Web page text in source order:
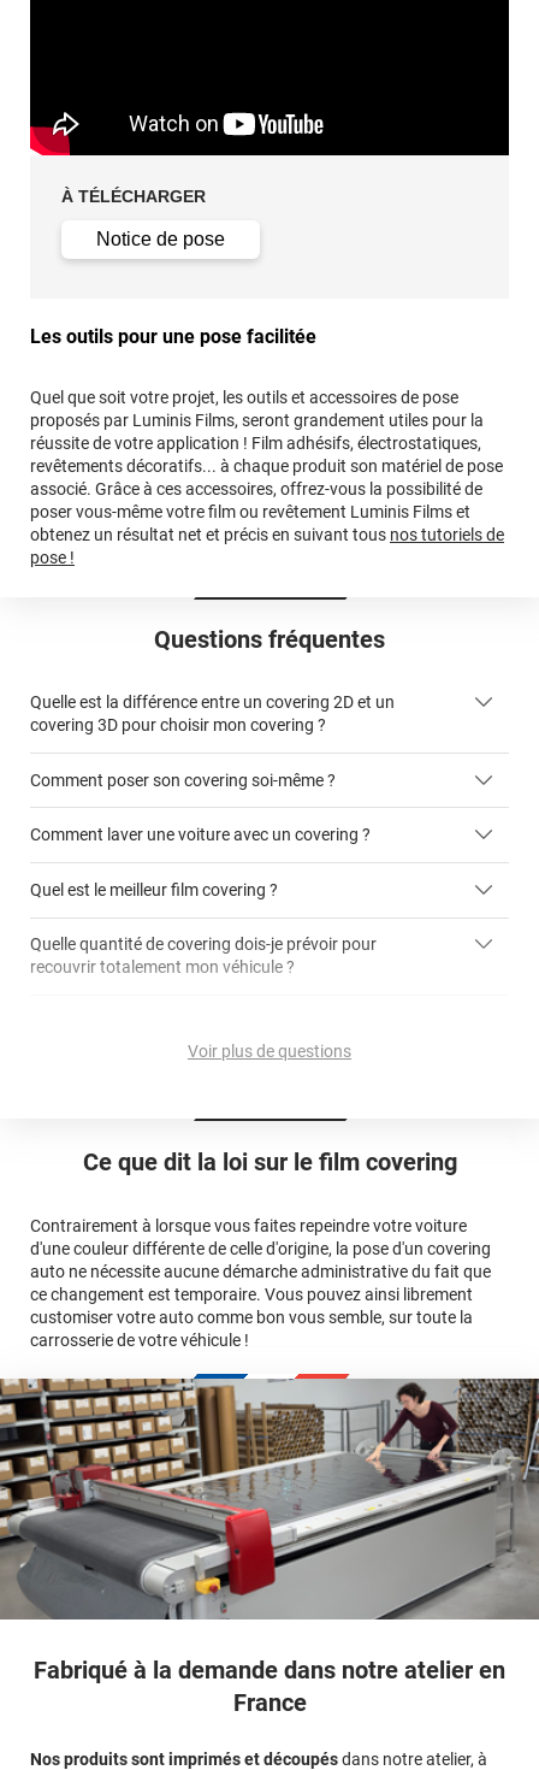
Ce que dit la loi sur le film covering
Contrairement à lorsque vous faites repeindre votre voiture
d'une couleur différente de celle d'origine, la pose d'un covering
auto ne nécessite aucune démarche administrative du fait que
ce changement est temporaire. Vous pouvez ainsi librement
customiser votre auto comme bon vous semble, sur toute la
carrosserie de votre véhicule !
Questions fréquentes
Quelle est la différence entre un covering 2D et un
covering 3D pour choisir mon covering ?
covering 2D
Comment poser son covering soi-même ?
Comment laver une voiture avec un covering ?
Quel est le meilleur film covering ?
covering 2D
Quelle quantité de covering dois-je prévoir pour
recouvrir totalement mon véhicule ?
avant jusqu'au bas du parechoc arrière, en passant par le
Multipliez ce résultat par 3.
conseillers
commerciaux
pose
Le covering protège la peinture d'origine, pour la garder en
Le covering peut s'enlever à tout moment
Le covering revient moins cher
covering 3D
calculateur
Voir plus de questions
Fabriqué à la demande dans notre atelier en
France
Nos produits sont imprimés et découpésdans notre atelier, à
À TÉLÉCHARGER
Notice de pose
Les outils pour une pose facilitée
Quel que soit votre projet, les outils et accessoires de pose
proposés par Luminis Films, seront grandement utiles pour la
réussite de votre application ! Film adhésifs, électrostatiques,
revêtements décoratifs... à chaque produit son matériel de pose
associé. Grâce à ces accessoires, offrez-vous la possibilité de
poser vous-même votre film ou revêtement Luminis Films et
obtenez un résultat net et précis en suivant tous nos tutoriels de
pose !